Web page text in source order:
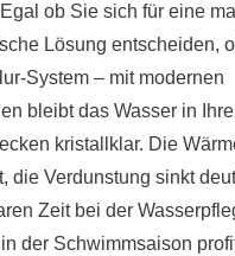
ob Sie sich für eine
Lösung entscheiden,
System – mit modernen
bleibt das Wasser in
kristallklar. Die
die Verdunstung sinkt
Zeit bei der
der Schwimmsaison